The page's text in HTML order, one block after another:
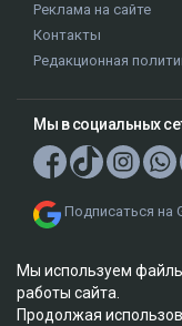
Реклама на сайте
Контакты
Редакционная
Мы в социальных
Подписаться на
Мы используем
работы сайта.
Продолжая